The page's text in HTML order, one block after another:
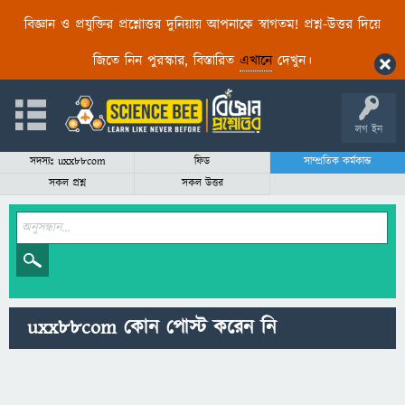
বিজ্ঞান ও প্রযুক্তির প্রশ্নোত্তর দুনিয়ায় আপনাকে স্বাগতম! প্রশ্ন-উত্তর দিয়ে
জিতে নিন পুরস্কার, বিস্তারিত এখানেদেখুন।
লগ ইন
সদস্যঃ uxx88com ফিড
সাম্প্রতিক কর্মকান্ড
সকল প্রশ্ন
সকল উত্তর
uxx88com কোন পোস্ট করেন নি